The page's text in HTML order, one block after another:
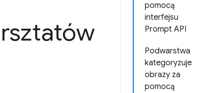
pomocą
interfejsu
Prompt API
Podwarstwa
kategoryzuje
obrazy za
pomocą